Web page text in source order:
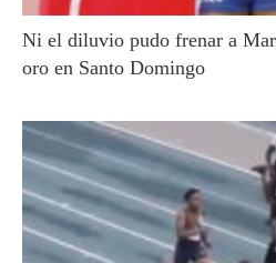
Ni el diluvio pudo frenar a
oro en Santo Domingo